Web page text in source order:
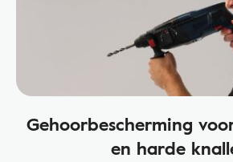
Gehoorbescherming
en harde